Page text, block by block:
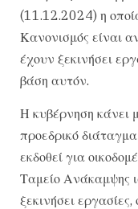
(11.12.2024) η
Κανονισμός είναι
έχουν ξεκινήσει
βάση αυτόν.
Η κυβέρνηση κάνει
προεδρικό
εκδοθεί για
Ταμείο Ανάκαμψης
ξεκινήσει